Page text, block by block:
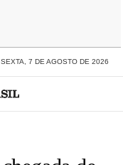
SEXTA, 7 DE AGOSTO DE 2026